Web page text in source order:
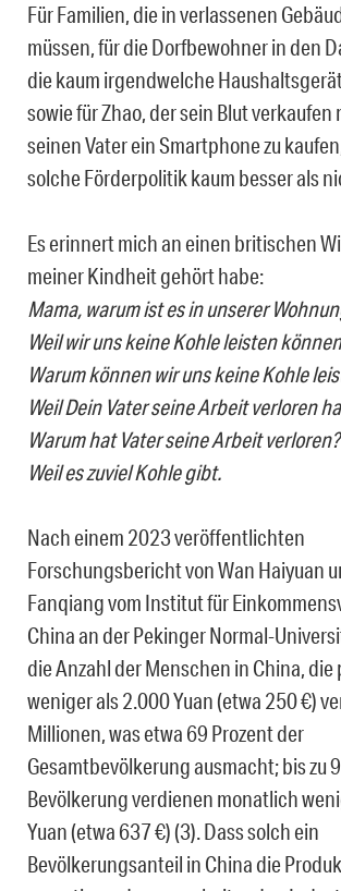
Für Familien, die in verlassenen
müssen, für die Dorfbewohner in den
die kaum irgendwelche
sowie für Zhao, der sein Blut verkaufen
seinen Vater ein Smartphone zu
solche Förderpolitik kaum besser als
Es erinnert mich an einen britischen
meiner Kindheit gehört habe:
Mama, warum ist es in unserer
Weil wir uns keine Kohle leisten
Warum können wir uns keine Kohle
Weil Dein Vater seine Arbeit verloren
Warum hat Vater seine Arbeit verloren?
Weil es zuviel Kohle gibt.
Nach einem 2023 veröffentlichten
Forschungsbericht von Wan Haiyuan
Fanqiang vom Institut für
China an der Pekinger Normal-
die Anzahl der Menschen in China, die
weniger als 2.000 Yuan (etwa 250 €)
Millionen, was etwa 69 Prozent der
Gesamtbevölkerung ausmacht; bis zu
Bevölkerung verdienen monatlich
Yuan (etwa 637 €) (3). Dass solch ein
Bevölkerungsanteil in China die